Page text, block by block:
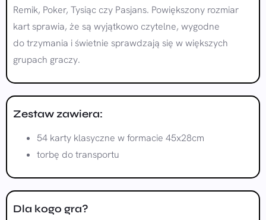
Remik, Poker, Tysiąc czy Pasjans. Powiększony rozmiar
kart sprawia, że są wyjątkowo czytelne, wygodne
do trzymania i świetnie sprawdzają się w większych
grupach graczy.
Zestaw zawiera:
54 karty klasyczne w formacie 45x28cm
torbę do transportu
Dla kogo gra?